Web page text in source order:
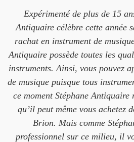
Expérimenté de plus de 15
Antiquaire célèbre cette année
rachat en instrument de
Antiquaire possède toutes les
instruments. Ainsi, vous pouvez
de musique puisque tous
ce moment Stéphane Antiquaire
qu’il peut même vous achetez
Brion. Mais comme
professionnel sur ce milieu, il